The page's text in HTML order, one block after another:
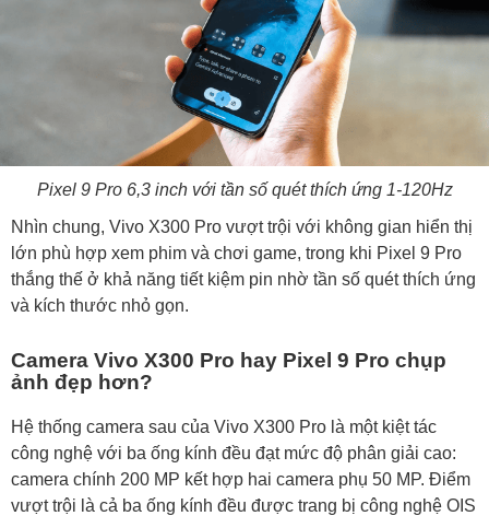
Pixel 9 Pro 6,3 inch với tần số quét thích ứng 1-120Hz
Nhìn chung, Vivo X300 Pro vượt trội với không gian hiển thị
lớn phù hợp xem phim và chơi game, trong khi Pixel 9 Pro
thắng thế ở khả năng tiết kiệm pin nhờ tần số quét thích ứng
và kích thước nhỏ gọn.
Camera Vivo X300 Pro hay Pixel 9 Pro chụp
ảnh đẹp hơn?
Hệ thống camera sau của Vivo X300 Pro là một kiệt tác
công nghệ với ba ống kính đều đạt mức độ phân giải cao:
camera chính 200 MP kết hợp hai camera phụ 50 MP. Điểm
vượt trội là cả ba ống kính đều được trang bị công nghệ OIS